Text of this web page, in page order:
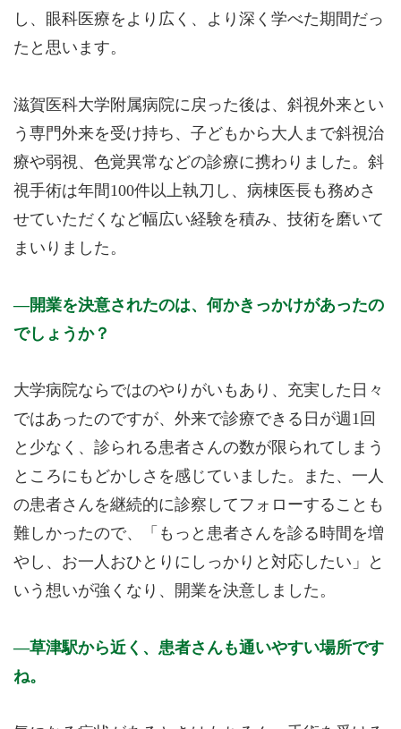
し、眼科医療をより広く、より深く学べた期間だっ
たと思います。
滋賀医科大学附属病院に戻った後は、斜視外来とい
う専門外来を受け持ち、子どもから大人まで斜視治
療や弱視、色覚異常などの診療に携わりました。斜
視手術は年間100件以上執刀し、病棟医長も務めさ
せていただくなど幅広い経験を積み、技術を磨いて
まいりました。
開業を決意されたのは、何かきっかけがあったの
でしょうか？
大学病院ならではのやりがいもあり、充実した日々
ではあったのですが、外来で診療できる日が週1回
と少なく、診られる患者さんの数が限られてしまう
ところにもどかしさを感じていました。また、一人
の患者さんを継続的に診察してフォローすることも
難しかったので、「もっと患者さんを診る時間を増
やし、お一人おひとりにしっかりと対応したい」と
いう想いが強くなり、開業を決意しました。
草津駅から近く、患者さんも通いやすい場所です
ね。